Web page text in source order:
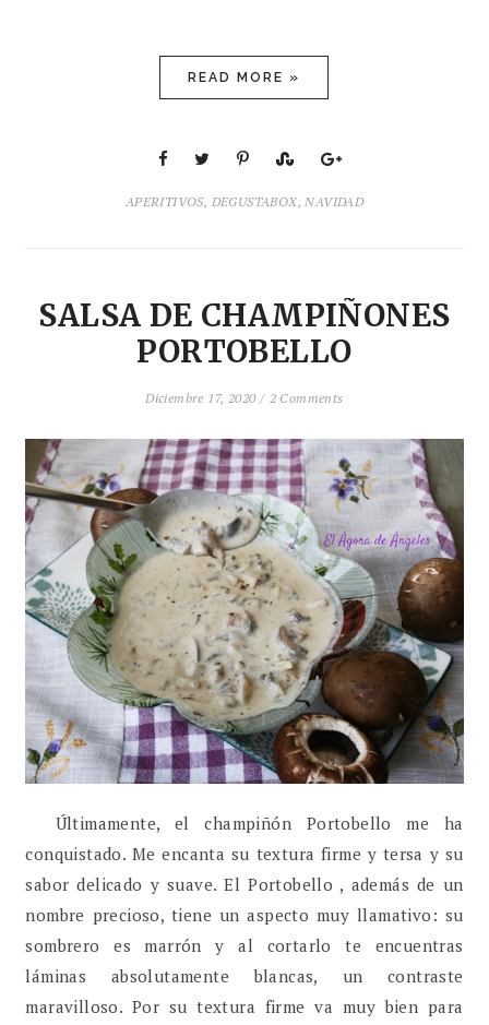
READ MORE »
APERITIVOS, DEGUSTABOX, NAVIDAD
SALSA DE CHAMPIÑONES
PORTOBELLO
Diciembre 17, 2020 / 2 Comments
Últimamente, el champiñón Portobello me ha
conquistado. Me encanta su textura firme y tersa y su
sabor delicado y suave. El Portobello , además de un
nombre precioso, tiene un aspecto muy llamativo: su
sombrero es marrón y al cortarlo te encuentras
láminas absolutamente blancas, un contraste
maravilloso. Por su textura firme va muy bien para